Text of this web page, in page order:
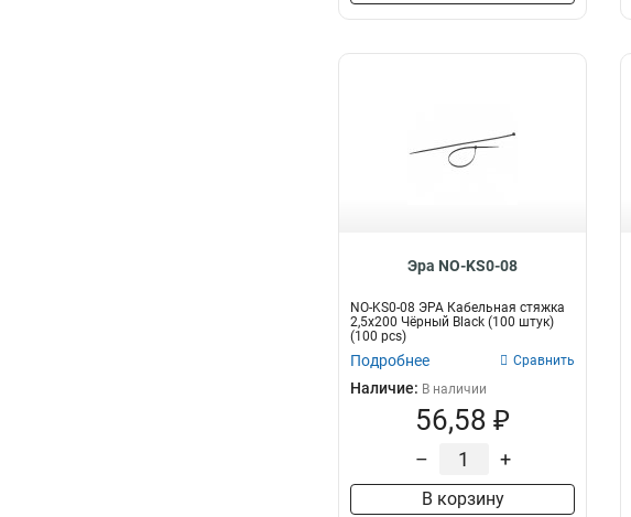
Эра NO-KS0-08
NO-KS0-08 ЭРА Кабельная стяжка
2,5х200 Чёрный Black (100 штук)
(100 pcs)
Подробнее Сравнить
Наличие: В наличии
56,58 ₽
– +
В корзину